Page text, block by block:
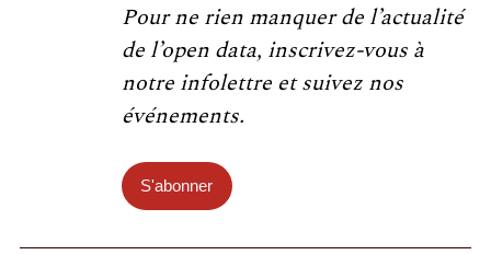
Pour ne rien manquer de l’actualité
de l’open data, inscrivez-vous à
notre infolettre et suivez nos
événements.
S'abonner